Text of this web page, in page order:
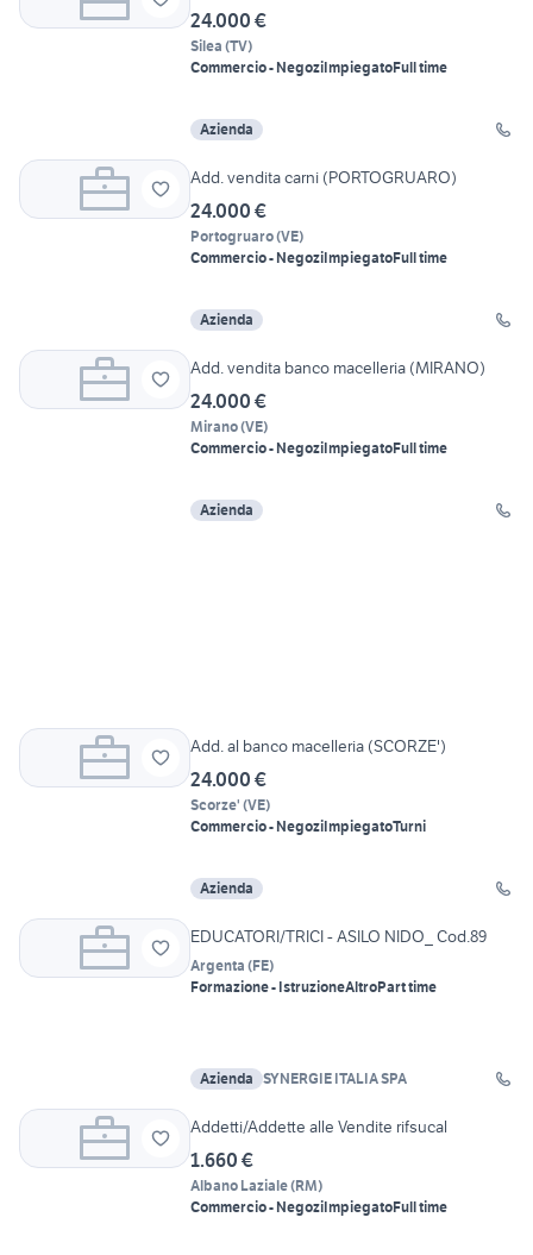
24.000 €
Silea (TV)
Commercio - NegoziImpiegatoFull time
Azienda
Add. vendita carni (PORTOGRUARO)
24.000 €
Portogruaro(VE)
Commercio - NegoziImpiegatoFull time
Azienda
Add. vendita banco macelleria (MIRANO)
24.000 €
Mirano(VE)
Commercio - NegoziImpiegatoFull time
Azienda
Add. al banco macelleria (SCORZE')
24.000 €
Scorze' (VE)
Commercio - NegoziImpiegatoTurni
Azienda
EDUCATORI/TRICI - ASILO NIDO_ Cod.89
Argenta (FE)
Formazione - IstruzioneAltroPart time
Azienda SYNERGIE ITALIA SPA
Addetti/Addette alle Vendite rifsucal
1.660 €
Albano Laziale(RM)
Commercio - NegoziImpiegatoFull time